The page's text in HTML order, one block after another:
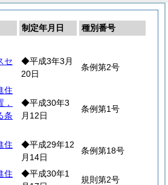
制定年月日
種別番号
セ
◆平成3年3月
20日
条例第2号
住
条
◆平成30年3
月12日
条例第1号
住
◆平成29年12
月14日
条例第18号
住
◆平成30年1
規則第2号